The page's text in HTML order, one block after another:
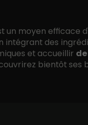
un moyen efficace
intégrant des
et accueillir
bientôt ses